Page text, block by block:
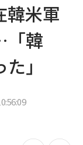
韓米軍
「韓
」